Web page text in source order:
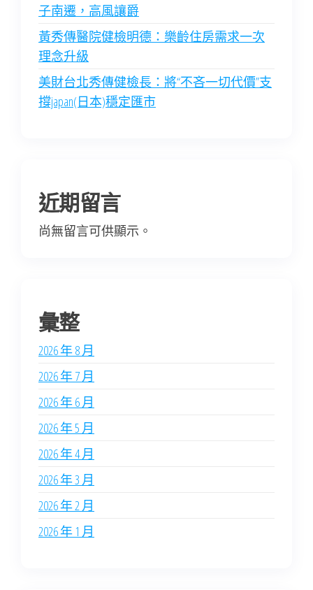
子南遷，高風讓爵
黃秀傳醫院健檢明德：樂齡住房需求一次
理念升級
美財台北秀傳健檢長：將“不吝一切代價”支
撐japan(日本)穩定匯市
近期留言
尚無留言可供顯示。
彙整
2026 年 8 月
2026 年 7 月
2026 年 6 月
2026 年 5 月
2026 年 4 月
2026 年 3 月
2026 年 2 月
2026 年 1 月